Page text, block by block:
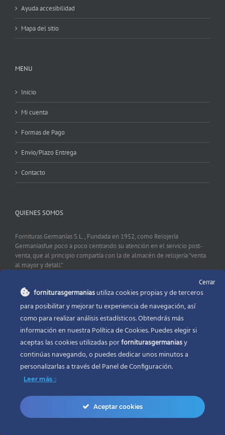
Ayuda accesibilidad
Mapa del sitio
MENU
Inicio
Mi cuenta
Formas de Pago
Envio/Plazo Entrega
Contacto
QUIENES SOMOS
Fornituras Germanías S.L., Fundada en 1952, como Relojería
Germaníasfue poco a poco centrando su atención en el servicio post-
venta, que al principio compartía con la de almacén de relojería "venta
al mayor y detall".
CONTACTO
Fornituras Germanías, Calle Sevilla 2, 46006 Valencia España
Phone:96 341 53 35
Email:info@forniturasgermanias.com
Cerrar
forniturasgermaniasutiliza cookies propias y de terceros
para posibilitar y mejorar tu experiencia de navegación, así
como para realizar análisis estadísticos. Obtendrás más
información en nuestra Política de Cookies. Puedes elegir si
aceptas las cookies utilizadas porforniturasgermaniasy
continúas navegando, o puedes dedicar unos minutos a
personalizarlas a través delPanel de Configuración.
Leer más
Aceptar cookies